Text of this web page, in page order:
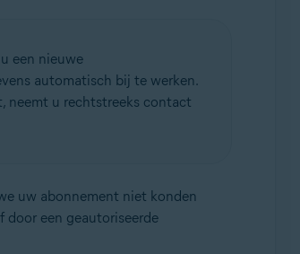
een nieuwe
automatisch bij te werken.
neemt u rechtstreeks contact
uw abonnement niet konden
door een geautoriseerde